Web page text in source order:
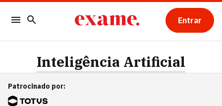
Entrar
Inteligência Artificial
Patrocinado por: